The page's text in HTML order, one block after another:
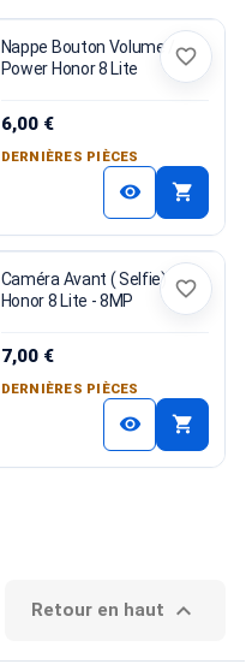
Nappe Bouton Volume /
Power Honor 8 Lite
6,00 €
DERNIÈRES PIÈCES
visibility shopping_cart
favorite_border
Caméra Avant ( Selfie)
Honor 8 Lite - 8MP
7,00 €
DERNIÈRES PIÈCES
visibility shopping_cart
favorite_border
Retour en haut 